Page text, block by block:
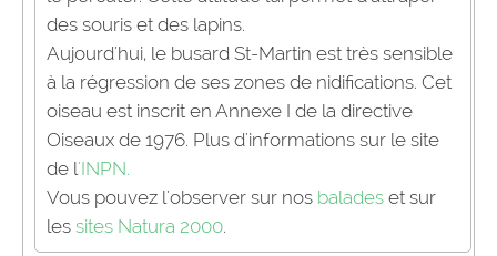
des souris et des lapins.
Aujourd'hui, le busard St-Martin est très sensible
à la régression de ses zones de nidifications. Cet
oiseau est inscrit en Annexe I de la directive
Oiseaux de 1976. Plus d'informations sur le site
de l'INPN.
Vous pouvez l'observer sur nos balades et sur
les sites Natura 2000.